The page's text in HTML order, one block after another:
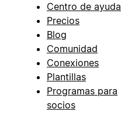
Centro de ayuda
Precios
Blog
Comunidad
Conexiones
Plantillas
Programas para
socios